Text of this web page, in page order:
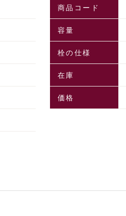
商品コード
容量
栓の仕様
在庫
価格